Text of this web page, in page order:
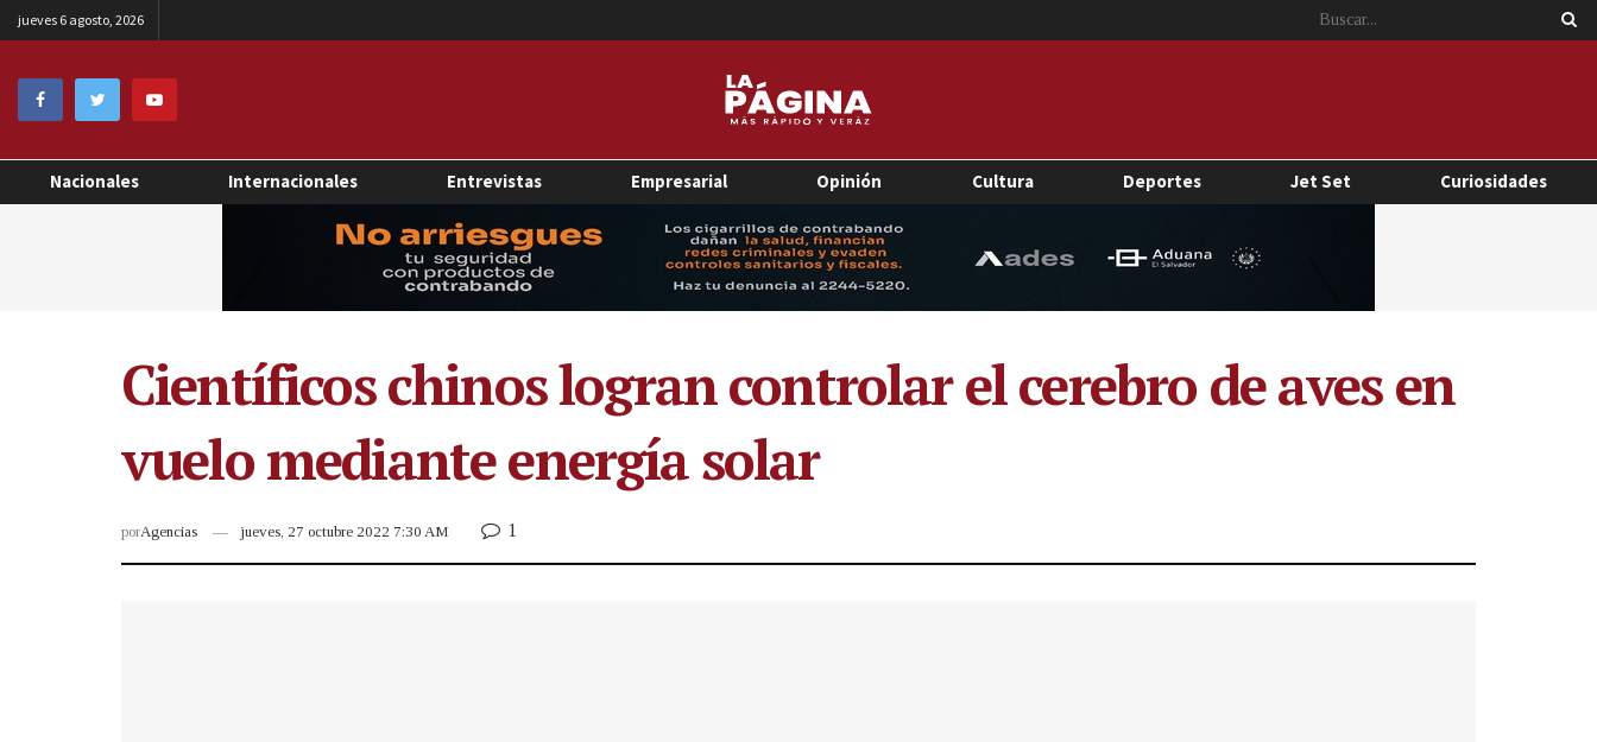
jueves 6 agosto, 2026
Nacionales Internacionales Entrevistas Empresarial Opinión Cultura Deportes Jet Set Curiosidades
Científicos chinos logran controlar el cerebro de aves en
vuelo mediante energía solar
porAgencias jueves, 27 octubre 2022 7:30 AM 1